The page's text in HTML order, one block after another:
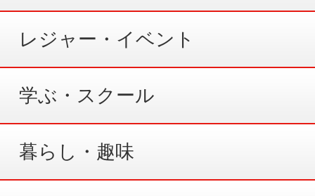
レジャー・イベント
学ぶ・スクール
暮らし・趣味